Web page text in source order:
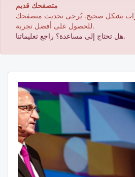
متصفحك قديم
بشكل صحيح. يُرجى تحديث متصفحك
للحصول على أفضل تجربة.
هل تحتاج إلى مساعدة؟ راجع تعليماتنا.